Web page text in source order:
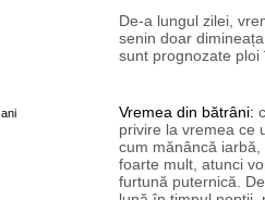
De-a lungul zilei,
senin doar
sunt prognozate ploi
Vremea din bătrâni:
privire la vremea ce
cum mănâncă
foarte mult, atunci
furtună puternică.